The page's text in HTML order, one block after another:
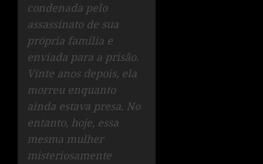
condenada pelo
assassinato de sua
própria família e
enviada para a prisão.
Vinte anos depois, ela
morreu enquanto
ainda estava presa. No
entanto, hoje, essa
mesma mulher
misteriosamente